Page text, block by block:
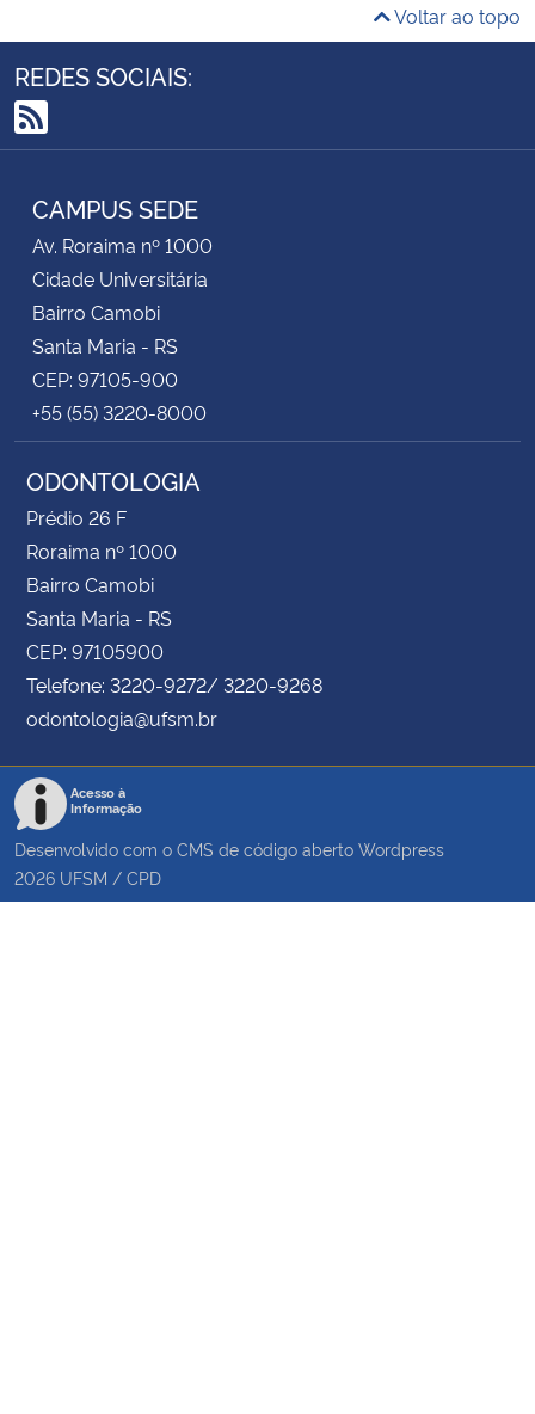
Voltar ao topo
REDES SOCIAIS:
RSS
CAMPUS SEDE
Av. Roraima nº 1000
Cidade Universitária
Bairro Camobi
Santa Maria - RS
CEP: 97105-900
+55 (55) 3220-8000
ODONTOLOGIA
Prédio 26 F
Roraima nº 1000
Bairro Camobi
Santa Maria - RS
CEP: 97105900
Telefone: 3220-9272/ 3220-9268
odontologia@ufsm.br
Acesso à
Informação
Desenvolvido com o CMS de código aberto Wordpress
2026 UFSM / CPD